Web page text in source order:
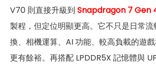
V70 則直接升級到 Snapdragon 7 Gen
製程，但定位明顯更高。它不只是日常
換、相機運算、AI 功能、較高負載的遊
更有餘裕。再搭配 LPDDR5X 記憶體與